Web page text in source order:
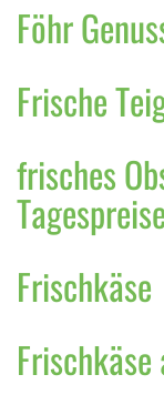
Föhr
Frische
frisches
Tagespreise
Frischkäse